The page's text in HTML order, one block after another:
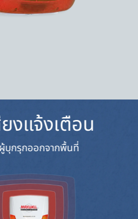
งแจ้งเตือน
บุกรุกออกจากพื้นที่